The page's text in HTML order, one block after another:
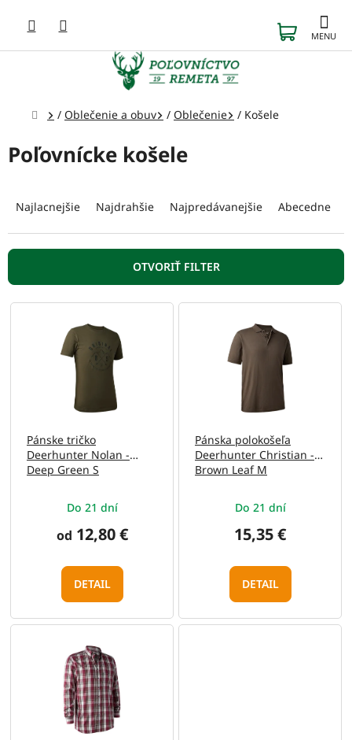
obsah
KOŠÍK
Domov
/ Oblečenie a obuv / Oblečenie / Košele
Poľovnícke košele
e
n
e
p
Najlacnejšie Najdrahšie Najpredávanejšie Abecedne
OTVORIŤ FILTER
V
Pánske tričko
Deerhunter Nolan -
Deep Green S
Do 21 dní
od 12,80 €
DETAIL
Pánska polokošeľa
Deerhunter Christian -
Brown Leaf M
Do 21 dní
15,35 €
DETAIL